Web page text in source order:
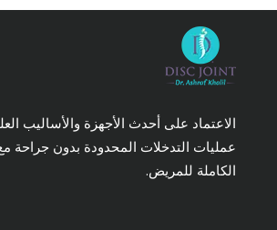
الاعتماد على أحدث الأجهزة والأساليب
عمليات التدخلات المحدودة بدون جراحة مع
الكاملة للمريض.